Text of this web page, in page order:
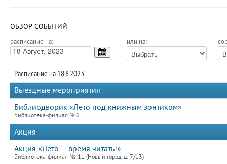
ОБЗОР СОБЫТИЙ
расписание на: или на:
Расписание на 18.8.2023
Выездные мероприятия
Библиодворик «Лето под книжным зонтиком»
Библиотека-филиал №6
Акция
Акция «Лето – время читать!»
Библиотека-филиал № 11 (Новый город, д. 7/13)